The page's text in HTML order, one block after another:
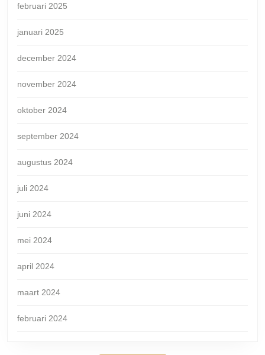
februari 2025
januari 2025
december 2024
november 2024
oktober 2024
september 2024
augustus 2024
juli 2024
juni 2024
mei 2024
april 2024
maart 2024
februari 2024